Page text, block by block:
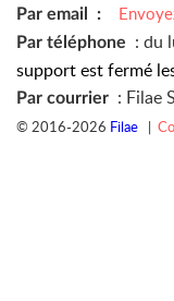
Par email :
Par téléphone : du
support est fermé
Par courrier : Filae
© 2016-2026 Filae |